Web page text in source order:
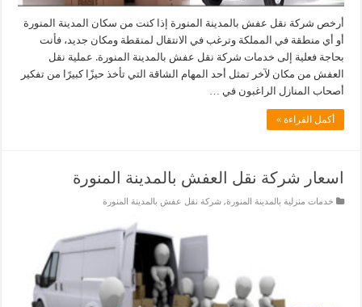
أرخص شركة نقل عفش بالمدينة المنورة إذا كنت من سكان المدينة المنورة
أو أي منطقة في المملكة وترغب في الانتقال لمنقطة ومكان جديد، فأنت
بحاجة فعلية إلى خدمات شركة نقل عفش بالمدينة المنورة. عملية نقل
العفش من مكان لآخر تمثل أحد المهام الشاقة التي تأخذ حيزًا كبيرًا من تفكير
أصحاب المنازل الراغبون في …
أكمل القراءة »
اسعار شركة نقل العفش بالمدينة المنورة
خدمات منزلية بالمدينة المنورة,شركة نقل عفش بالمدينة المنورة